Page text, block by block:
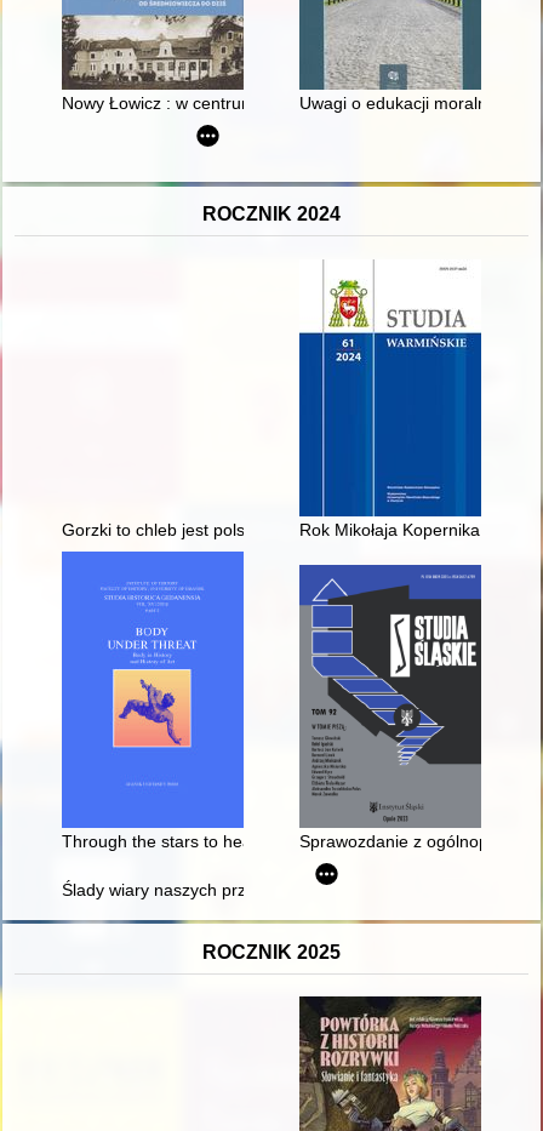
Nowy Łowicz : w centrum poligonu drawskiego od
Uwagi o edukacji moralnej
ROCZNIK 2024
Gorzki to chleb jest polskość?" : raport na temat patriotyzmu i
Rok Mikołaja Kopernika w
Through the stars to health", or Latromathematics in rescue
Sprawozdanie z ogólnopolskiej
Ślady wiary naszych przodków : kaplice, kapliczki, figury i
ROCZNIK 2025